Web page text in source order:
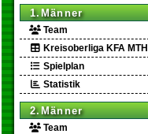
1.Männer
Team
Kreisoberliga KFA MTH
Spielplan
Statistik
2.Männer
Team